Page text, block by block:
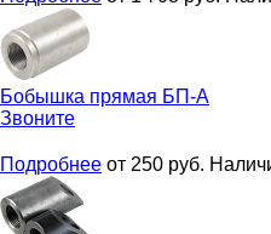
Бобышка прямая БП-А
Звоните
Подробнее от 250 руб.